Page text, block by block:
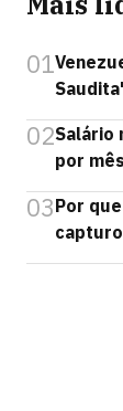
01
02Salário
por mês
03Por